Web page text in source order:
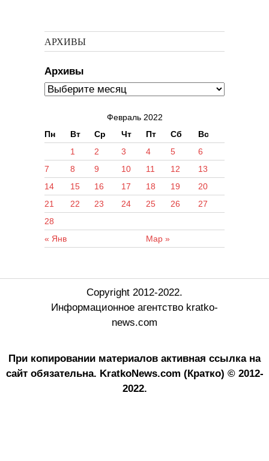
АРХИВЫ
Архивы
Февраль 2022
Пн
Вт Ср Чт Пт Сб Вс
« Янв Мар »
1 2 3 4 5
6
7
8 9 10 11 12
13
14
15 16 17 18 19
20
21
22 23 24 25 26
27
28
Copyright 2012-2022.
Информационное агентство kratko-
news.com
При копировании материалов активная ссылка на
сайт обязательна. KratkoNews.com (Кратко) © 2012-
2022.